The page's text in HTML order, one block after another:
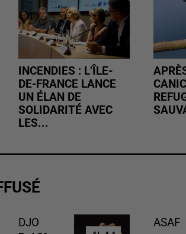
INCENDIES : L’ÎLE-
DE-FRANCE LANCE
UN ÉLAN DE
SOLIDARITÉ AVEC
LES...
DJO
ASAF